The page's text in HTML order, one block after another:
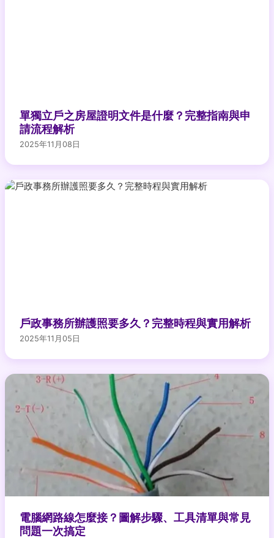
單獨立戶之房屋證明文件是什麼？完整指南與申
請流程解析
2025年11月08日
戶政事務所辦護照要多久？完整時程與實用解析
2025年11月05日
電腦網路線怎麼接？圖解步驟、工具清單與常見
問題一次搞定